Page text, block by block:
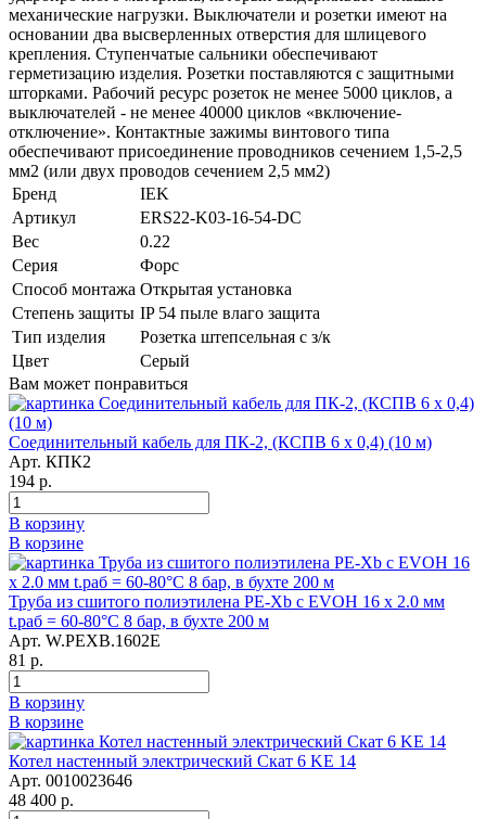
механические нагрузки. Выключатели и розетки имеют на
основании два высверленных отверстия для шлицевого
крепления. Ступенчатые сальники обеспечивают
герметизацию изделия. Розетки поставляются с защитными
шторками. Рабочий ресурс розеток не менее 5000 циклов, а
выключателей - не менее 40000 циклов «включение-
отключение». Контактные зажимы винтового типа
обеспечивают присоединение проводников сечением 1,5-2,5
мм2 (или двух проводов сечением 2,5 мм2)
Бренд
IEK
Артикул
ERS22-K03-16-54-DC
Вес
0.22
Серия
Форс
Способ монтажа Открытая установка
Степень защиты IP 54 пыле влаго защита
Тип изделия
Розетка штепсельная с з/к
Цвет
Серый
Вам может понравиться
Соединительный кабель для ПК-2, (КСПВ 6 х 0,4) (10 м)
Арт. КПК2
194 р.
В корзину
В корзине
Труба из сшитого полиэтилена PE-Xb с EVOH 16 x 2.0 мм
t.раб = 60-80°C 8 бар, в бухте 200 м
Арт. W.PEXB.1602E
81 р.
В корзину
В корзине
Котел настенный электрический Скат 6 KE 14
Арт. 0010023646
48 400 р.